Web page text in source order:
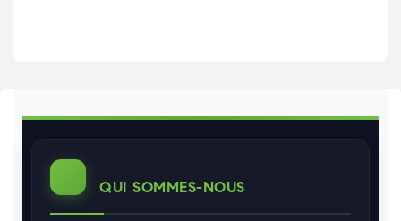
QUI SOMMES-NOUS